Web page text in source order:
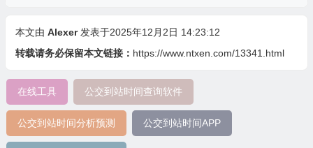
本文由 Alexer 发表于2025年12月2日 14:23:12
转载请务必保留本文链接： https://www.ntxen.com/13341.html
在线工具 公交到站时间查询软件
公交到站时间分析预测 公交到站时间APP